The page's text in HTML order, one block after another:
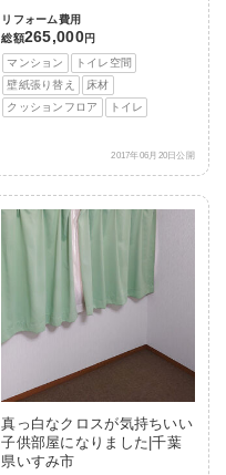
リフォーム費用
総額265,000円
マンション
トイレ空間
壁紙張り替え
床材
クッションフロア
トイレ
2017年06月20日公開
真っ白なクロスが気持ちいい
子供部屋になりました|千葉
県いすみ市